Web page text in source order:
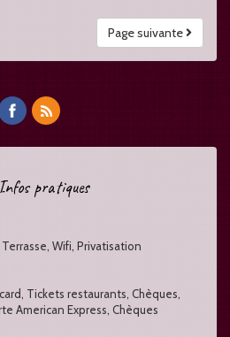
Page suivante
pratiques
Wifi, Privatisation
Tickets restaurants, Chèques,
American Express, Chèques